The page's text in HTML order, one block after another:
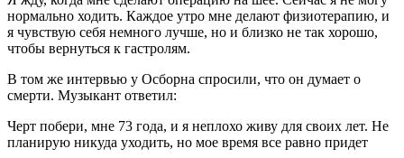
нормально ходить. Каждое утро мне делают физиотерапию, и
я чувствую себя немного лучше, но и близко не так хорошо,
чтобы вернуться к гастролям.
В том же интервью у Осборна спросили, что он думает о
смерти. Музыкант ответил:
Черт побери, мне 73 года, и я неплохо живу для своих лет. Не
планирую никуда уходить, но мое время все равно придет